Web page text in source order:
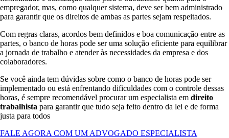
empregador, mas, como qualquer sistema, deve ser bem administrado
para garantir que os direitos de ambas as partes sejam respeitados.
Com regras claras, acordos bem definidos e boa comunicação entre as
partes, o banco de horas pode ser uma solução eficiente para equilibrar
a jornada de trabalho e atender às necessidades da empresa e dos
colaboradores.
Se você ainda tem dúvidas sobre como o banco de horas pode ser
implementado ou está enfrentando dificuldades com o controle dessas
horas, é sempre recomendável procurar um especialista em direito
trabalhista para garantir que tudo seja feito dentro da lei e de forma
justa para todos
FALE AGORA COM UM ADVOGADO ESPECIALISTA